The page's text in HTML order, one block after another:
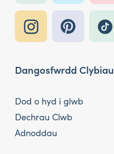
Dangosfwrdd Clybiau
Dod o hyd i glwb
Dechrau Clwb
Adnoddau